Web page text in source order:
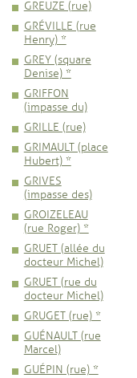
GREUZE (rue)
GRÉVILLE (rue
Henry) *
GREY (square
Denise) *
GRIFFON
(impasse du)
GRILLE (rue)
GRIMAULT (place
Hubert) *
GRIVES
(impasse des)
GROIZELEAU
(rue Roger) *
GRUET (allée du
docteur Michel)
GRUET (rue du
docteur Michel)
GRUGET (rue) *
GUÉNAULT (rue
Marcel)
GUÉPIN (rue) *